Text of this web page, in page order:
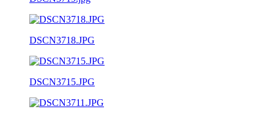
DSCN3718.JPG
DSCN3715.JPG